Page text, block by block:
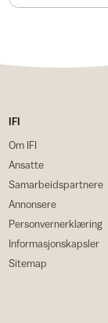
IFI
Om IFI
Ansatte
Samarbeidspartnere
Annonsere
Personvernerklæring
Informasjonskapsler
Sitemap